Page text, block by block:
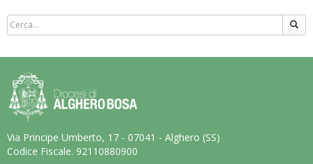
Via Principe Umberto, 17 - 07041 - Alghero (SS)
Codice Fiscale. 92110880900